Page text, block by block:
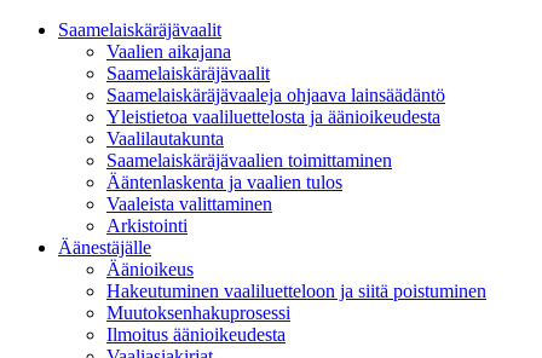
Saamelaiskäräjävaalit
Vaalien aikajana
Saamelaiskäräjävaalit
Saamelaiskäräjävaaleja ohjaava lainsäädäntö
Yleistietoa vaaliluettelosta ja äänioikeudesta
Vaalilautakunta
Saamelaiskäräjävaalien toimittaminen
Ääntenlaskenta ja vaalien tulos
Vaaleista valittaminen
Arkistointi
Äänestäjälle
Äänioikeus
Hakeutuminen vaaliluetteloon ja siitä poistuminen
Muutoksenhakuprosessi
Ilmoitus äänioikeudesta